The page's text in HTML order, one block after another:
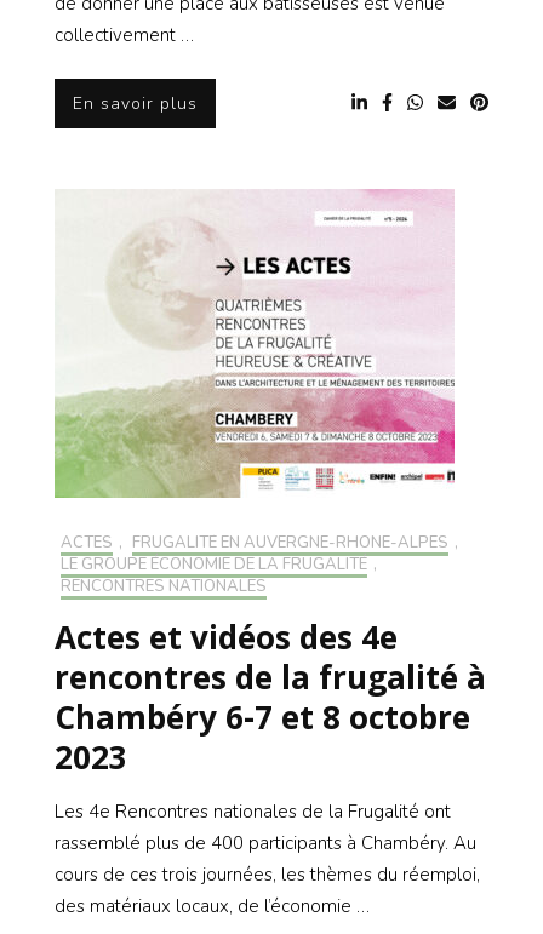
collectivement …
En savoir plus
ACTES , FRUGALITÉ EN AUVERGNE-RHONE-ALPES ,
LE GROUPE ÉCONOMIE DE LA FRUGALITÉ ,
RENCONTRES NATIONALES
Actes et vidéos des 4e
rencontres de la frugalité à
Chambéry 6-7 et 8 octobre
2023
Les 4e Rencontres nationales de la Frugalité ont
rassemblé plus de 400 participants à Chambéry. Au
cours de ces trois journées, les thèmes du réemploi,
des matériaux locaux, de l’économie …